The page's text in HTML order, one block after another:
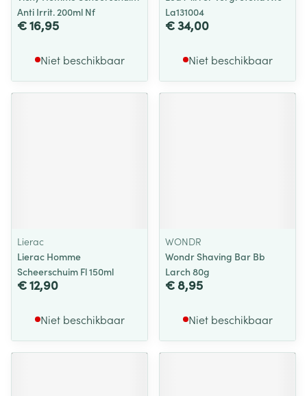
Anti Irrit. 200ml Nf
€ 16,95
Niet beschikbaar
La131004
€ 34,00
Niet beschikbaar
Lierac
Lierac Homme
Scheerschuim Fl 150ml
€ 12,90
Niet beschikbaar
WONDR
Wondr Shaving Bar Bb
Larch 80g
€ 8,95
Niet beschikbaar